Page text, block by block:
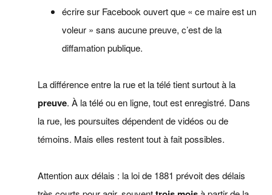
écrire sur Facebook ouvert que « ce maire est un
voleur » sans aucune preuve, c’est de la
diffamation publique.
La différence entre la rue et la télé tient surtout à la
preuve. À la télé ou en ligne, tout est enregistré. Dans
la rue, les poursuites dépendent de vidéos ou de
témoins. Mais elles restent tout à fait possibles.
Attention aux délais : la loi de 1881 prévoit des délais